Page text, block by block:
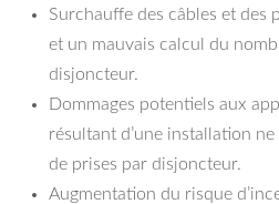
Surchauffe des câbles et des
et un mauvais calcul du
disjoncteur.
Dommages potentiels aux
résultant d’une installation
de prises par disjoncteur.
Augmentation du risque